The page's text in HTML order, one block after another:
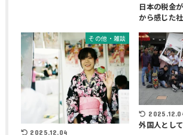
日本の税金
から感じた
その他・雑談
2025.12.04
外国人とし